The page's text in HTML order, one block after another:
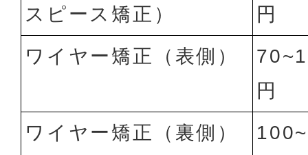
スピース矯正）
円
ワイヤー矯正（表側）
円
ワイヤー矯正（裏側）